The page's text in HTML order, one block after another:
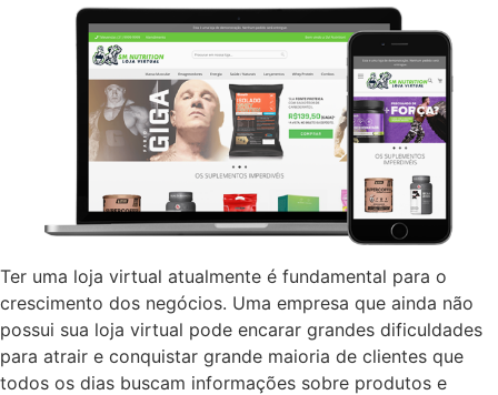
Ter uma loja virtual atualmente é fundamental para o
crescimento dos negócios. Uma empresa que ainda não
possui sua loja virtual pode encarar grandes dificuldades
para atrair e conquistar grande maioria de clientes que
todos os dias buscam informações sobre produtos e